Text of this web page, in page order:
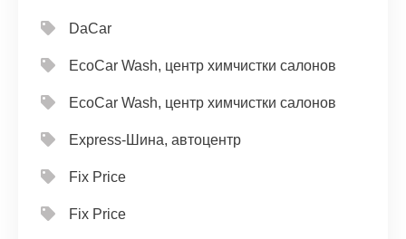
DaCar
EcoCar Wash, центр химчистки салонов
EcoCar Wash, центр химчистки салонов
Express-Шина, автоцентр
Fix Price
Fix Price